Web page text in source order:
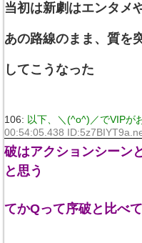
当初は新劇はエンタメ
あの路線のまま、質を
してこうなった
106: 以下、＼(^o^)／でVIPが
00:54:05.438
破はアクションシーン
と思う
てかQって序破と比べ